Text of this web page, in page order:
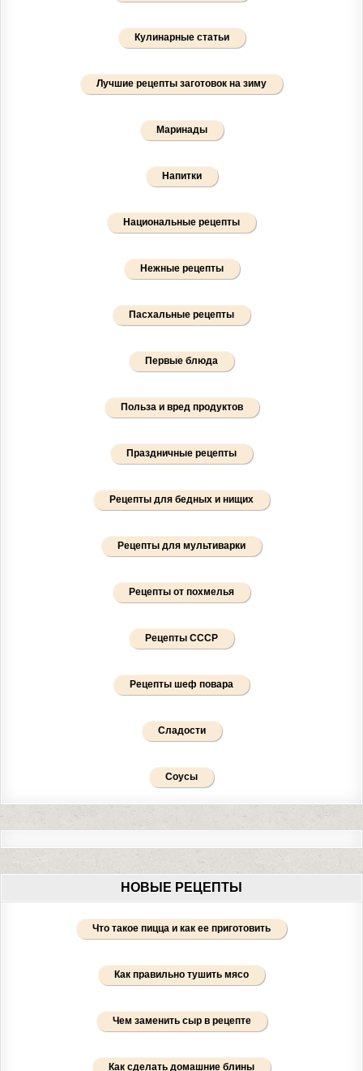
Кулинарные статьи
Лучшие рецепты заготовок на зиму
Маринады
Напитки
Национальные рецепты
Нежные рецепты
Пасхальные рецепты
Первые блюда
Польза и вред продуктов
Праздничные рецепты
Рецепты для бедных и нищих
Рецепты для мультиварки
Рецепты от похмелья
Рецепты СССР
Рецепты шеф повара
Сладости
Соусы
НОВЫЕ РЕЦЕПТЫ
Что такое пицца и как ее приготовить
Как правильно тушить мясо
Чем заменить сыр в рецепте
Как сделать домашние блины